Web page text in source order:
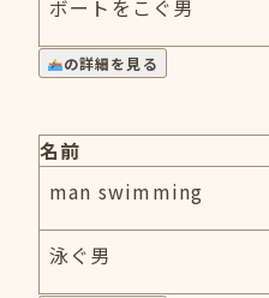
ボートをこぐ男
の詳細を見る
名前
man swimming
泳ぐ男